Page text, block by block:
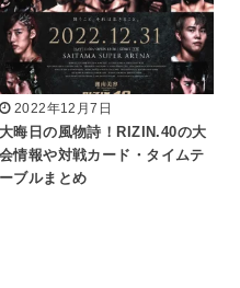
2022年12月7日
大晦日の風物詩！RIZIN.40の大
会情報や対戦カード・タイムテ
ーブルまとめ